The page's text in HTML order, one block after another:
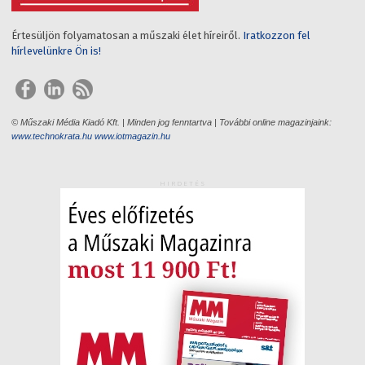
Értesüljön folyamatosan a műszaki élet híreiről. Iratkozzon fel
hírlevelünkre Ön is!
© Műszaki Média Kiadó Kft. | Minden jog fenntartva | További online magazinjaink:
www.technokrata.hu www.iotmagazin.hu
HIRDETÉS